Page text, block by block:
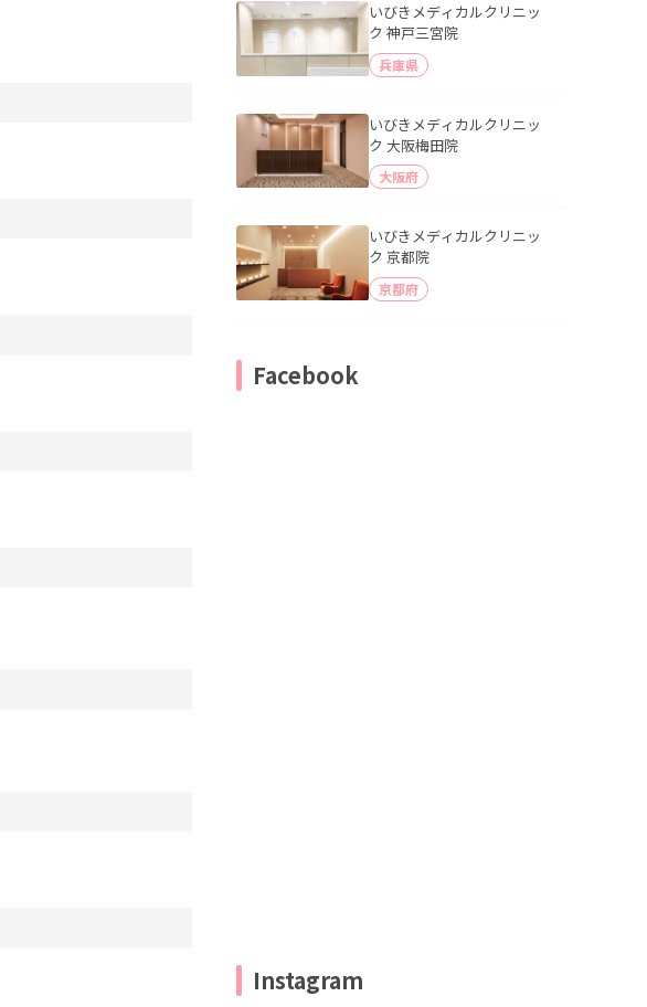
いびきメディカルクリニッ
ク 神戸三宮院
兵庫県
いびきメディカルクリニッ
ク 大阪梅田院
大阪府
いびきメディカルクリニッ
ク 京都院
京都府
Facebook
Instagram